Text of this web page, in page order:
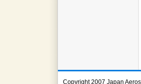
Copyright 2007 Japan